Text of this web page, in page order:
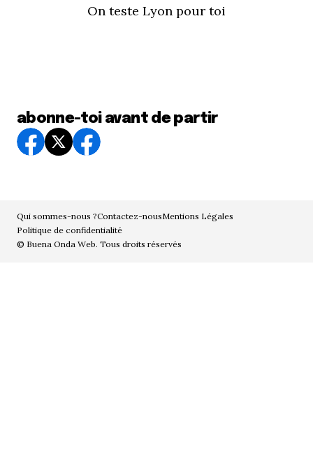
On teste Lyon pour toi
abonne-toi avant de partir
Qui sommes-nous ?Contactez-nousMentions Légales
Politique de confidentialité
© Buena Onda Web. Tous droits réservés